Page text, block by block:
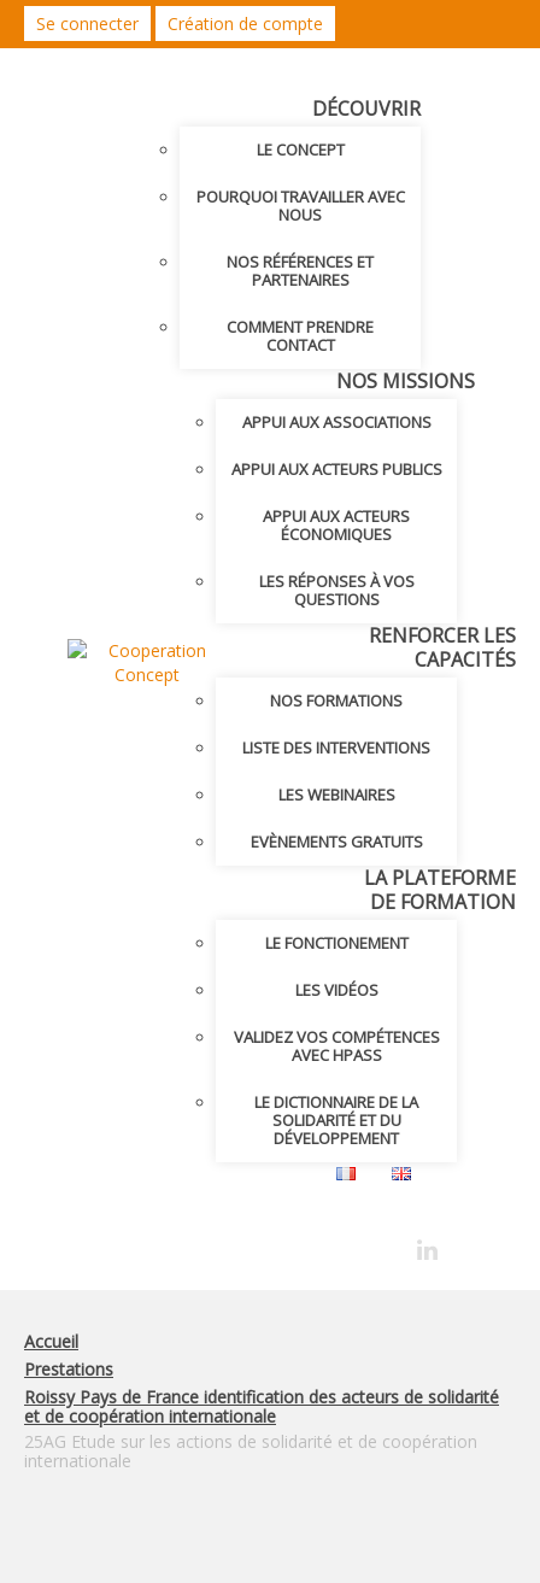
Se connecter Création de compte
DÉCOUVRIR
LE CONCEPT
POURQUOI TRAVAILLER AVEC
NOUS
NOS RÉFÉRENCES ET
PARTENAIRES
COMMENT PRENDRE
CONTACT
NOS MISSIONS
APPUI AUX ASSOCIATIONS
APPUI AUX ACTEURS PUBLICS
APPUI AUX ACTEURS
ÉCONOMIQUES
LES RÉPONSES À VOS
QUESTIONS
RENFORCER LES
CAPACITÉS
NOS FORMATIONS
LISTE DES INTERVENTIONS
LES WEBINAIRES
EVÈNEMENTS GRATUITS
LA PLATEFORME
DE FORMATION
LE FONCTIONEMENT
LES VIDÉOS
VALIDEZ VOS COMPÉTENCES
AVEC HPASS
LE DICTIONNAIRE DE LA
SOLIDARITÉ ET DU
DÉVELOPPEMENT
Accueil
Prestations
Roissy Pays de France identification des acteurs de solidarité
et de coopération internationale
25AG Etude sur les actions de solidarité et de coopération
internationale